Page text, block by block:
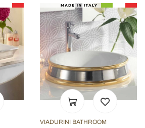
VIADURINI BATHROOM